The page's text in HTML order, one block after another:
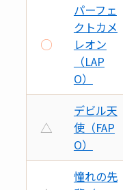
○
パーフェ
クトカメ
レオン
（LAP
O）
△
デビル天
使（FAP
O）
憧れの先